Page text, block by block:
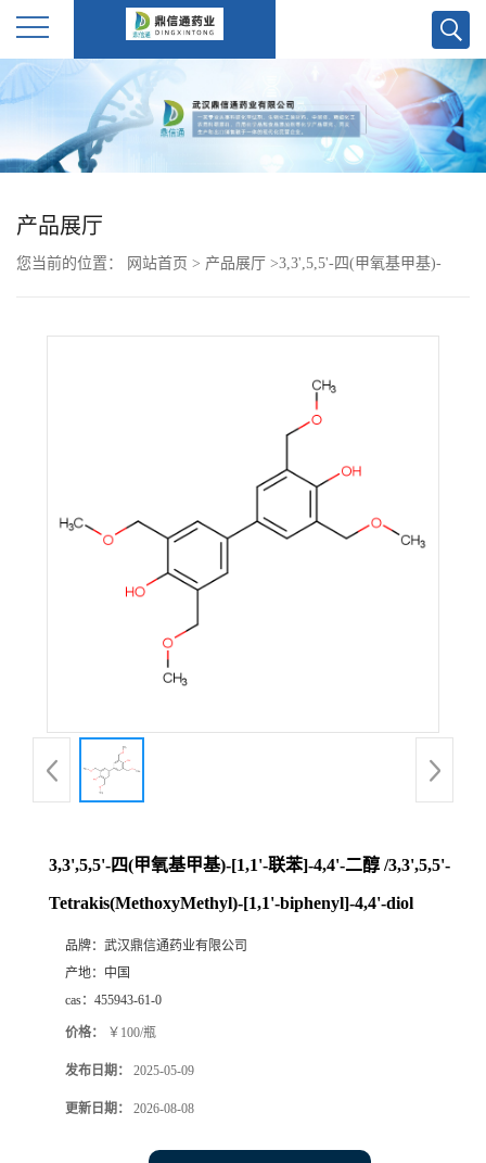
公
产
厅
产品展厅
您当前的位置： 网站首页 > 产品展厅 >3,3',5,5'-四(甲氧基甲基)-
3,3',5,5'-四(甲氧基甲基)-[1,1'-联苯]-4,4'-二醇 /3,3',5,5'-
Tetrakis(MethoxyMethyl)-[1,1'-biphenyl]-4,4'-diol
品牌： 武汉鼎信通药业有限公司
产地： 中国
cas： 455943-61-0
价格： ￥100/瓶
发布日期： 2025-05-09
更新日期： 2026-08-08